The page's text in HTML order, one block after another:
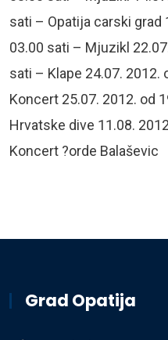
sati – Opatija carski grad
03.00 sati – Mjuzikl
sati – Klape 24.07. 2012.
Koncert 25.07. 2012. od
Hrvatske dive 11.08.
Koncert ?orde Balaševic
Grad Opatija